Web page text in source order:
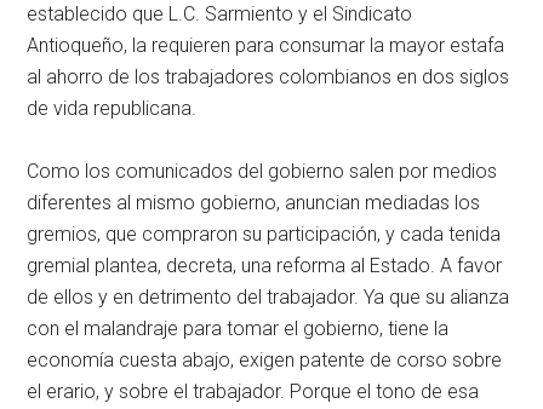
establecido que L.C. Sarmiento y el Sindicato
Antioqueño, la requieren para consumar la mayor estafa
al ahorro de los trabajadores colombianos en dos siglos
de vida republicana.
Como los comunicados del gobierno salen por medios
diferentes al mismo gobierno, anuncian mediadas los
gremios, que compraron su participación, y cada tenida
gremial plantea, decreta, una reforma al Estado. A favor
de ellos y en detrimento del trabajador. Ya que su alianza
con el malandraje para tomar el gobierno, tiene la
economía cuesta abajo, exigen patente de corso sobre
el erario, y sobre el trabajador. Porque el tono de esa